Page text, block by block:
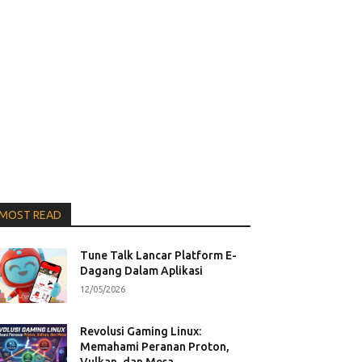
READ
Tune Talk Lancar Platform E-
Dagang Dalam Aplikasi
12/05/2026
Revolusi Gaming Linux:
Memahami Peranan Proton,